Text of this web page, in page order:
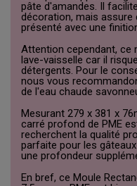
pâte d'amandes. Il
décoration, mais
présenté avec une
Attention cependant, ce
lave-vaisselle car il
détergents. Pour le
nous vous
de l'eau chaude
Mesurant 279 x 381 x
carré profond de PME
recherchent la qualité
parfaite pour les
une profondeur
En bref, ce Moule